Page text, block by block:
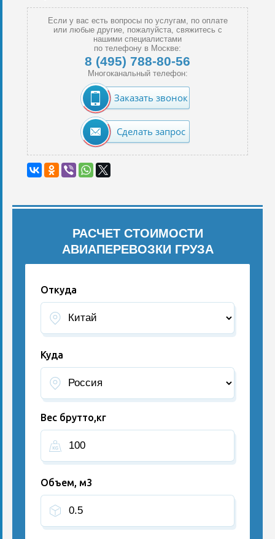
Если у вас есть вопросы по услугам, по оплате
или любые другие, пожалуйста, свяжитесь с
нашими специалистами
по телефону в Москве:
8 (495) 788-80-56
Многоканальный телефон:
Заказать звонок
Сделать запрос
РАСЧЕТ СТОИМОСТИ
АВИАПЕРЕВОЗКИ ГРУЗА
Откуда
Куда
Вес брутто,кг
Объем, м3